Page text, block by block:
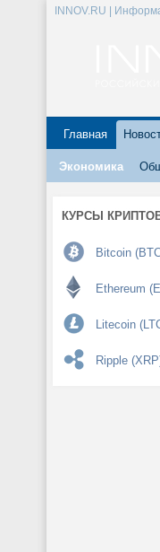
INNOV.RU |
Главная
Экономика
КУРСЫ
Bitcoin
Ethereum
Litecoin
Ripple